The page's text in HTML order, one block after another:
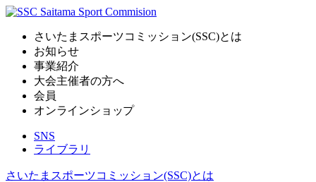
さいたまスポーツコミッション(SSC)とは
お知らせ
事業紹介
大会主催者の方へ
会員
オンラインショップ
SNS
ライブラリ
さいたまスポーツコミッション(SSC)とは